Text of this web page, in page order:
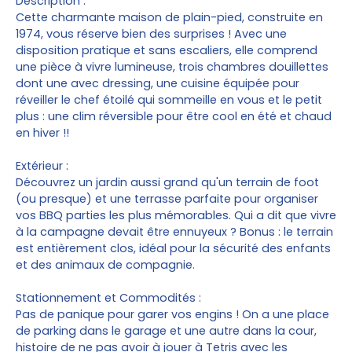
Cette charmante maison de plain-pied, construite en
1974, vous réserve bien des surprises ! Avec une
disposition pratique et sans escaliers, elle comprend
une pièce à vivre lumineuse, trois chambres douillettes
dont une avec dressing, une cuisine équipée pour
réveiller le chef étoilé qui sommeille en vous et le petit
plus : une clim réversible pour être cool en été et chaud
en hiver !!
Extérieur :
Découvrez un jardin aussi grand qu'un terrain de foot
(ou presque) et une terrasse parfaite pour organiser
vos BBQ parties les plus mémorables. Qui a dit que vivre
à la campagne devait être ennuyeux ? Bonus : le terrain
est entièrement clos, idéal pour la sécurité des enfants
et des animaux de compagnie.
Stationnement et Commodités :
Pas de panique pour garer vos engins ! On a une place
de parking dans le garage et une autre dans la cour,
histoire de ne pas avoir à jouer à Tetris avec les